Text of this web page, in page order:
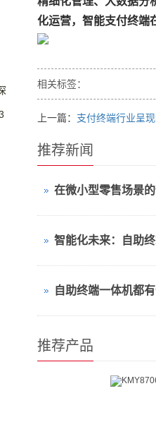
化运营，智能支付终端
相关标签：
上一篇： 支付终端行业呈
推荐新闻
智能化未来：自助终
自助终端一体机都
推荐产品